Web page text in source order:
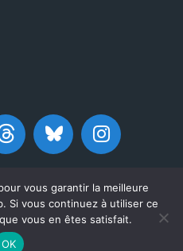
vous garantir la meilleure
Si vous continuez à utiliser ce
vous en êtes satisfait.
OK